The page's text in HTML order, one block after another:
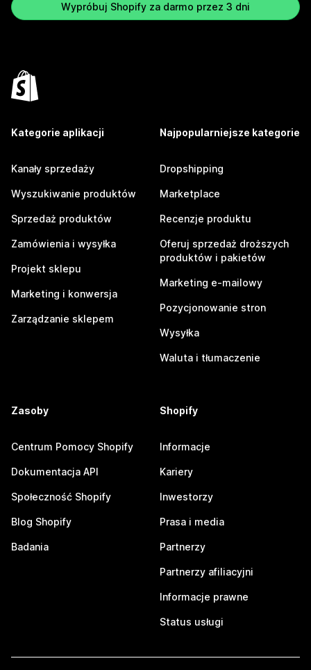
Wypróbuj Shopify za darmo przez 3 dni
Kategorie aplikacji
Kanały sprzedaży
Wyszukiwanie produktów
Sprzedaż produktów
Zamówienia i wysyłka
Projekt sklepu
Marketing i konwersja
Zarządzanie sklepem
Najpopularniejsze kategorie
Dropshipping
Marketplace
Recenzje produktu
Oferuj sprzedaż droższych
produktów i pakietów
Marketing e-mailowy
Pozycjonowanie stron
Wysyłka
Waluta i tłumaczenie
Zasoby
Centrum Pomocy Shopify
Dokumentacja API
Społeczność Shopify
Blog Shopify
Badania
Shopify
Informacje
Kariery
Inwestorzy
Prasa i media
Partnerzy
Partnerzy afiliacyjni
Informacje prawne
Status usługi